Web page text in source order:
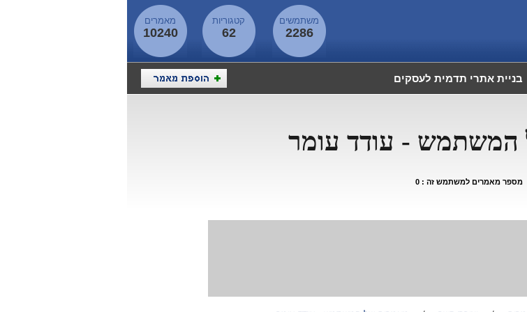
משתמשים
2286
קטגוריות
62
מאמרים
10240
בניית אתרי תדמית לעסקים
- עודד עומר
מספר מאמרים למשתמש זה : 0